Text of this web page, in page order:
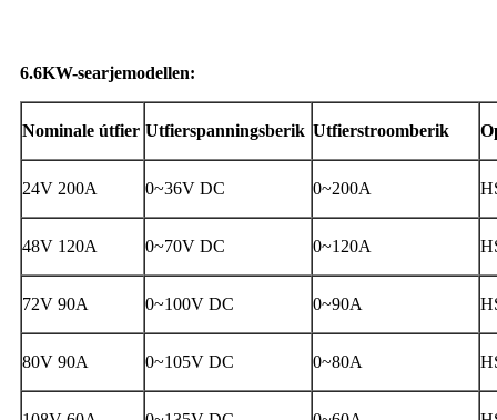
6.6KW-searjemodellen:
Nominale útfier Utfierspanningsberik Utfierstroomberik
24V 200A 0~36V DC 0~200A
48V 120A 0~70V DC 0~120A
72V 90A 0~100V DC 0~90A
80V 90A 0~105V DC 0~80A